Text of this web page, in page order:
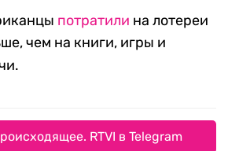
потратили на лотереи
чем на книги, игры и
RTVI в Telegram